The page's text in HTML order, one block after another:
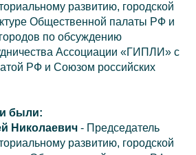
развитию, городской
Общественной палаты РФ и
по обсуждению
Ассоциации «ГИПЛИ» с
РФ и Союзом российских
были:
Николаевич - Председатель
развитию, городской